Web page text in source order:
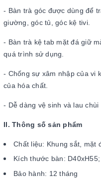
- Bàn trà góc được dùng để
giường, góc tủ, góc kệ tivi.
- Bàn trà kệ tab mặt đá giữ
quá trình sử dụng.
- Chống sự xâm nhập của vi
của hóa chất.
- Dễ dàng vệ sinh và lau
II. Thông số sản phẩm
Chất liệu: Khung sắt, mặt
Kích thước bàn:
Bảo hành: 12 tháng